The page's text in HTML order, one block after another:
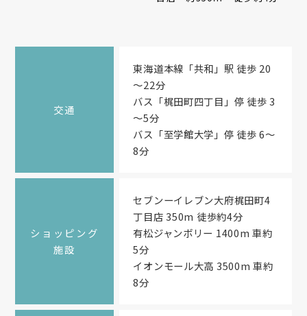
交通
東海道本線「共和」駅 徒歩 20
～22分
バス「梶田町四丁目」停 徒歩 3
～5分
バス「至学館大学」停 徒歩 6～
8分
ショッピング
施設
セブンーイレブン大府梶田町4
丁目店 350m 徒歩約4分
有松ジャンボリー 1400m 車約
5分
イオンモール大高 3500m 車約
8分